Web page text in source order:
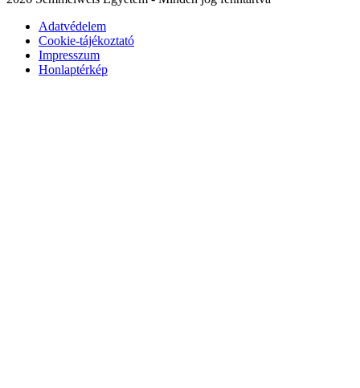
Adatvédelem
Cookie-tájékoztató
Impresszum
Honlaptérkép